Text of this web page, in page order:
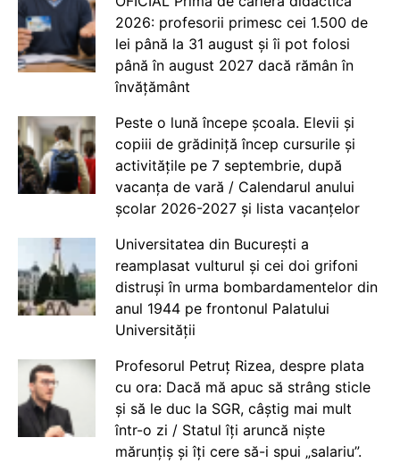
2026: profesorii primesc cei 1.500 de
lei până la 31 august și îi pot folosi
până în august 2027 dacă rămân în
învățământ
Peste o lună începe școala. Elevii și
copiii de grădiniță încep cursurile și
activitățile pe 7 septembrie, după
vacanța de vară / Calendarul anului
școlar 2026-2027 și lista vacanțelor
Universitatea din București a
reamplasat vulturul și cei doi grifoni
distruși în urma bombardamentelor din
anul 1944 pe frontonul Palatului
Universității
Profesorul Petruț Rizea, despre plata
cu ora: Dacă mă apuc să strâng sticle
și să le duc la SGR, câștig mai mult
într-o zi / Statul îți aruncă niște
mărunțiș și îți cere să-i spui „salariu”.